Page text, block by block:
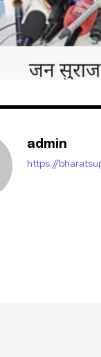
admin
https://